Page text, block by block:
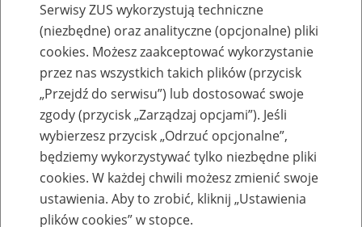
Komunikaty
Serwisy ZUS wykorzystują techniczne
(niezbędne) oraz analityczne (opcjonalne) pliki
cookies. Możesz zaakceptować wykorzystanie
przez nas wszystkich takich plików (przycisk
„Przejdź do serwisu”) lub dostosować swoje
zgody (przycisk „Zarządzaj opcjami”). Jeśli
wybierzesz przycisk „Odrzuć opcjonalne”,
będziemy wykorzystywać tylko niezbędne pliki
cookies. W każdej chwili możesz zmienić swoje
ustawienia. Aby to zrobić, kliknij „Ustawienia
plików cookies” w stopce.